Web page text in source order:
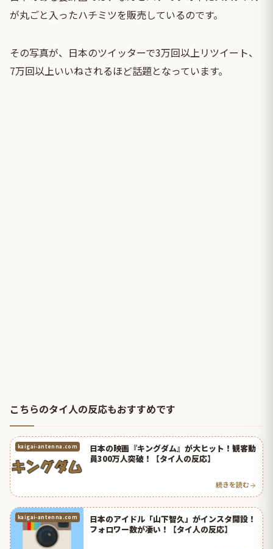
が丸ごと入ったハチミツを販売しているのです。
その写真が、日本のツイッターで3万回以上リツイート、
7万回以上いいねされるほど話題となっています。
こちらのタイ人の反応もおすすめです
kaigai-antenna.com
日本の映画『キングダム』が大ヒット！観客動
員300万人突破！【タイ人の反応】
続きを読む
kaigai-antenna.com
日本のアイドル「山下智久」がインスタ開設！
フォロワー数が凄い！【タイ人の反応】